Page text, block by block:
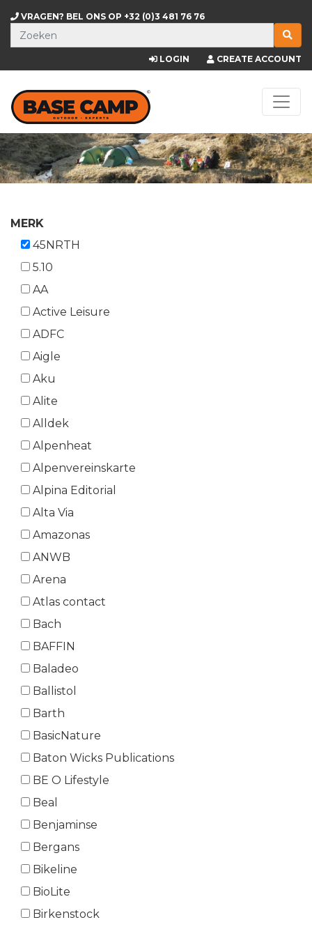
VRAGEN? BEL ONS OP +32 (0)3 481 76 76
LOGIN CREATE ACCOUNT
MERK
45NRTH
5.10
AA
Active Leisure
ADFC
Aigle
Aku
Alite
Alldek
Alpenheat
Alpenvereinskarte
Alpina Editorial
Alta Via
Amazonas
ANWB
Arena
Atlas contact
Bach
BAFFIN
Baladeo
Ballistol
Barth
BasicNature
Baton Wicks Publications
BE O Lifestyle
Beal
Benjaminse
Bergans
Bikeline
BioLite
Birkenstock